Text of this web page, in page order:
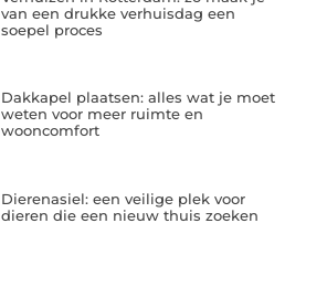
van een drukke verhuisdag een
soepel proces
Dakkapel plaatsen: alles wat je moet
weten voor meer ruimte en
wooncomfort
Dierenasiel: een veilige plek voor
dieren die een nieuw thuis zoeken